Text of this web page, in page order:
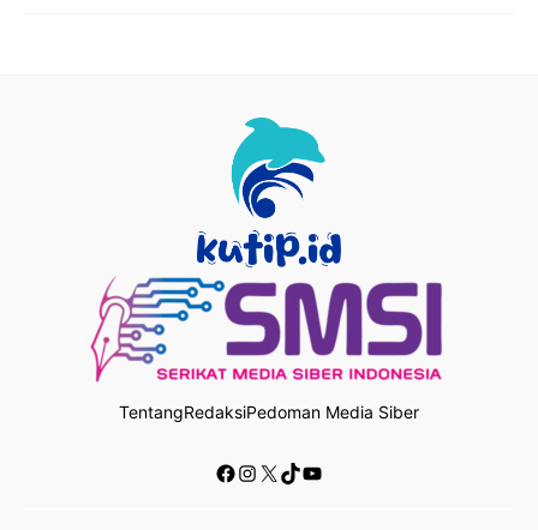
TentangRedaksiPedoman Media Siber
Facebook
Instagram
X TikTok
YouTube